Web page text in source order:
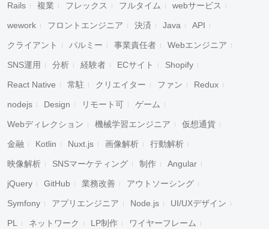
Rails 複業 フレックス フルタイム webサービス
wework フロントエンジニア 決済 Java API
クライアント パルミー 事業責任者 Webエンジニア
SNS運用 分析 経験者 ECサイト Shopify
React Native 常駐 クリエイター ファン Redux
nodejs Design リモート可 ゲーム
Webディレクション 機械学習エンジニア 仮想通貨
金融 Kotlin Nuxt.js 画像解析 行動解析
映像解析 SNSマーケティング 制作 Angular
jQuery GitHub 業務改善 アウトソーシング
Symfony アプリエンジニア Node.js UI/UXデザイン
PL ネットワーク LP制作 ワイヤーフレーム